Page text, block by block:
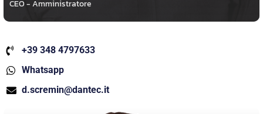
CEO - Amministratore
+39 348 4797633
Whatsapp
d.scremin@dantec.it